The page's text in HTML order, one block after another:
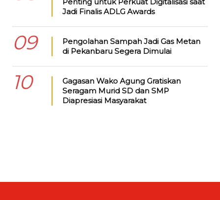
Jadi Finalis ADLG Awards
09
Pengolahan Sampah Jadi Gas Metan
di Pekanbaru Segera Dimulai
10
Gagasan Wako Agung Gratiskan
Seragam Murid SD dan SMP
Diapresiasi Masyarakat